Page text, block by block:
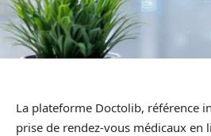
La plateforme Doctolib, référence
prise de rendez-vous médicaux en